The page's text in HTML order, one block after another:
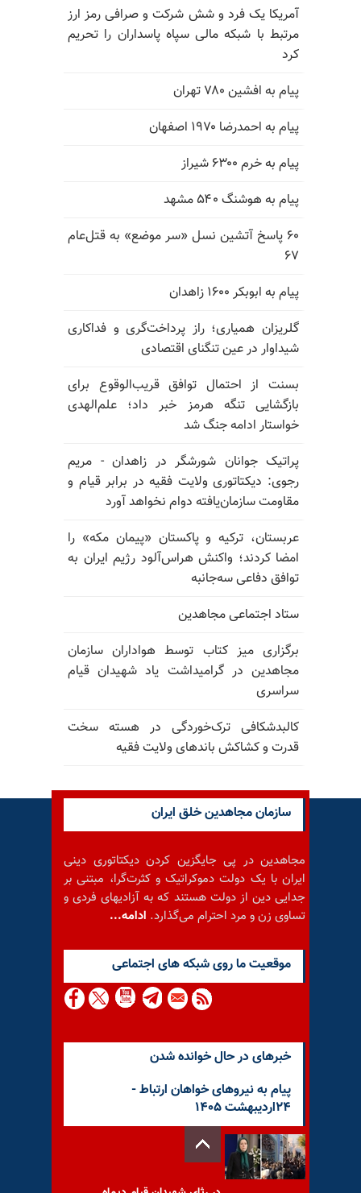
آمریکا یک فرد و شش شرکت و صرافی رمز ارز
مرتبط با شبکه مالی سپاه پاسداران را تحریم
کرد
پیام به افشین ۷۸۰ تهران
پیام به احمدرضا ۱۹۷۰ اصفهان
پیام به خرم ۶۳۰۰ شیراز
پیام به هوشنگ ۵۴۰ مشهد
۶۰ پاسخ آتشین نسل «سر موضع» به قتل‌عام
۶۷
پیام به ابوبکر ۱۶۰۰ زاهدان
گلریزان همیاری؛ راز پرداخت‌گری و فداکاری
شیداوار در عین تنگنای اقتصادی
بسنت از احتمال توافق قریب‌الوقوع برای
بازگشایی تنگه هرمز خبر داد؛ علم‌الهدی
خواستار ادامه جنگ شد
پراتیک جوانان شورشگر در زاهدان - مریم
رجوی: دیکتاتوری ولایت فقیه در برابر قیام و
مقاومت سازمان‌یافته دوام نخواهد آورد
عربستان، ترکیه و پاکستان «پیمان مکه» را
امضا کردند؛ واکنش هراس‌آلود رژیم ایران به
توافق دفاعی سه‌جانبه
ستاد اجتماعی مجاهدین
برگزاری میز کتاب توسط هواداران سازمان
مجاهدین در گرامیداشت یاد شهیدان قیام
سراسری
کالبدشکافی ترک‌خوردگی در هسته سخت
قدرت و کشاکش باندهای ولایت فقیه
سازمان مجاهدین خلق ایران
مجاهدین در پی جایگزین کردن دیکتاتوری دینی
ایران با یک دولت دموکراتیک و کثرت‌گرا، مبتنی بر
جدایی دین از دولت هستند که به آزادیهای فردی و
تساوی زن و مرد احترام می‌گذارد. ادامه...
موقعيت ما روى شبكه هاى اجتماعى
خبرهای در حال خوانده شدن
پیام به نیروهای خواهان ارتباط -
۲۴اردیبهشت ۱۴۰۵